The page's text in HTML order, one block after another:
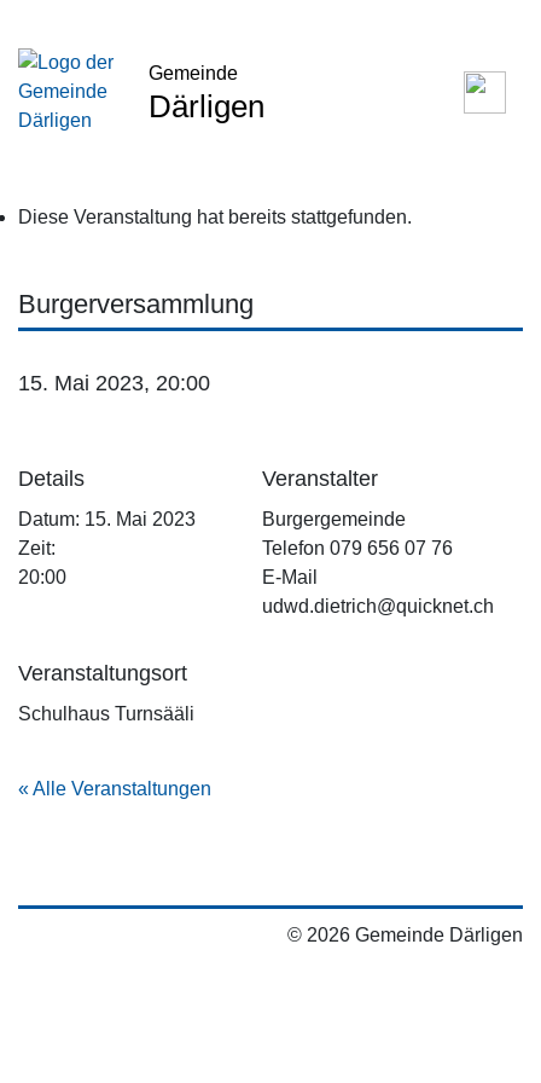
Gemeinde
Därligen
Diese Veranstaltung hat bereits stattgefunden.
Burgerversammlung
15. Mai 2023, 20:00
Details
Datum: 15. Mai 2023
Zeit:
20:00
Veranstaltungsort
Schulhaus Turnsääli
Veranstalter
Burgergemeinde
Telefon 079 656 07 76
E-Mail
udwd.dietrich@quicknet.ch
« Alle Veranstaltungen
© 2026 Gemeinde Därligen